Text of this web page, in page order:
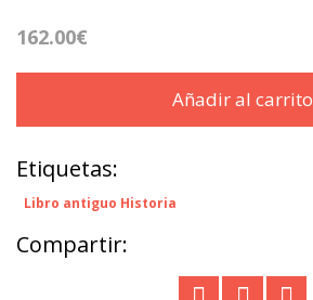
162.00€
Añadir al carrito
Etiquetas:
Libro antiguo Historia
Compartir: